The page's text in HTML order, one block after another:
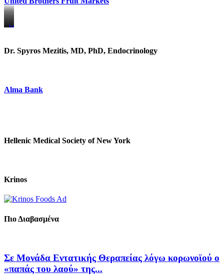
https://www.unitedbrothersfruitmarkets.com/
https://www.unitedbrothersfruitmarkets.com/
Dr. Spyros Mezitis, MD, PhD, Endocrinology
Alma Bank
Hellenic Medical Society of New York
Krinos
Πιο Διαβασμένα
Σε Μονάδα Εντατικής Θεραπείας λόγω κορωνοϊού ο
«παπάς του λαού» της...